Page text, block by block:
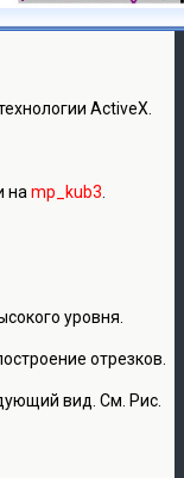
ActiveX.
на mp_kub3
уровня.
отрезков.
вид. См. Рис.